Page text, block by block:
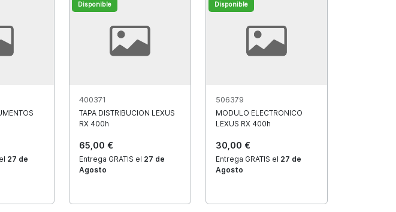
27 de
Disponible
400371
TAPA DISTRIBUCION LEXUS
RX 400h
65,00 €
Entrega GRATIS el 27 de
Agosto
Disponible
506379
MODULO ELECTRONICO
LEXUS RX 400h
30,00 €
Entrega GRATIS el 27 de
Agosto